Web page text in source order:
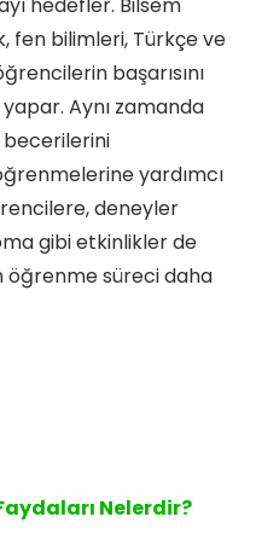
hedefler. Bilsem
fen bilimleri, Türkçe ve
başarısını
Aynı zamanda
yardımcı
deneyler
gibi etkinlikler de
öğrenme süreci daha
Nelerdir?